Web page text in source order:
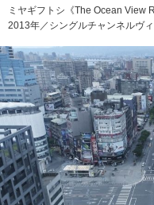
ミヤギフトシ《The Ocean View
2013年／シングルチャンネルヴ